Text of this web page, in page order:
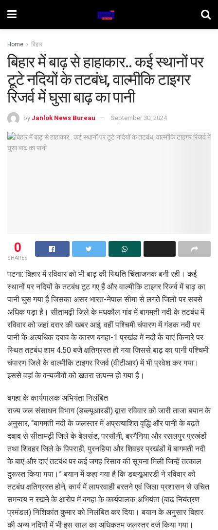
Home बिहार
बिहार में बाढ़ से हाहाकार.. कई स्थानों पर
टूटे नदियों के तटबंध, वाल्मीकि टाइगर
रिजर्व में घुसा बाढ़ का पानी
by Janlok News Bureau September 30, 2024
0
SHARES
पटना: बिहार में रविवार को भी बाढ़ की स्थिति चिंताजनक बनी रही। कई
स्थानों पर नदियों के तटबंध टूट गए हैं और वाल्मीकि टाइगर रिजर्व में बाढ़ का
पानी घुस गया है जिसका असर भारत-नेपाल सीमा से लगते जिलों पर सबसे
अधिक पड़ा है। सीतामढ़ी जिले के मधकौल गांव में बागमती नदी के तटबंध में
रविवार को जहां दरार की खबर आई, वहीं पश्चिमी चंपारण में गंडक नदी पर
पानी के अत्यधिक दबाव के कारण बगहा-1 प्रखंड में नदी के बाएं किनारे पर
स्थित तटबंध शाम 4.50 बजे क्षतिग्रस्त हो गया जिससे बाढ़ का पानी पश्चिमी
चंपारण जिले के वाल्मीकि टाइगर रिजर्व (वीटीआर) में भी प्रवेश कर गया।
इससे वहां के वन्यजीवों को खतरा उत्पन्न हो गया है।
बगहा के कार्यपालक अभियंता निलंबित
राज्य जल संसाधन विभाग (डब्ल्यूआरडी) द्वारा रविवार को जारी ताजा बयान के
अनुसार, ‘‘बागमती नदी के जलस्तर में अप्रत्याशित वृद्धि और पानी के बढ़ते
दबाव से सीतामढ़ी जिले के बेलसंड, परसौनी, बरगैनिया और रसलपुर प्रखंडों
तथा शिवहर जिले के पिपराही, पुरनहिया और शिवहर प्रखंडों में बागमती नदी
के बाएं और दाएं तटबंध पर कई जगह रिसाव की सूचना मिली जिन्हें तत्काल
दुरूस्त किया गया।” बयान में कहा गया है कि डब्ल्यूआरडी ने रविवार को
तटबंध क्षतिग्रस्त होने, कार्य में लापरवाही बरतने एवं जिला प्रशासन से उचित
समन्वय न रखने के आरोप में बगहा के कार्यपालक अभियंता (बाढ़ नियंत्रण
प्रमंडल) निशिकांत कुमार को निलंबित कर दिया। बयान के अनुसार बिहार
की अन्य नदियों में भी इस साल का अधिकतम जलस्तर दर्ज किया गया।